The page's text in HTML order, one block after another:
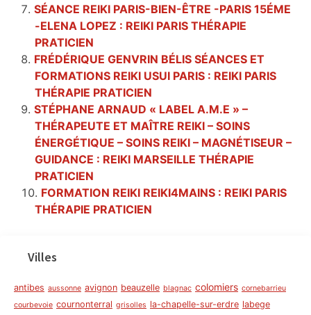
SÉANCE REIKI PARIS-BIEN-ÊTRE -PARIS 15ÉME
-ELENA LOPEZ : REIKI PARIS THÉRAPIE
PRATICIEN
FRÉDÉRIQUE GENVRIN BÉLIS SÉANCES ET
FORMATIONS REIKI USUI PARIS : REIKI PARIS
THÉRAPIE PRATICIEN
STÉPHANE ARNAUD « LABEL A.M.E » –
THÉRAPEUTE ET MAÎTRE REIKI – SOINS
ÉNERGÉTIQUE – SOINS REIKI – MAGNÉTISEUR –
GUIDANCE : REIKI MARSEILLE THÉRAPIE
PRATICIEN
FORMATION REIKI REIKI4MAINS : REIKI PARIS
THÉRAPIE PRATICIEN
Villes
antibes aussonne avignon beauzelle blagnac colomiers cornebarrieu
courbevoie cournonterral grisolles la-chapelle-sur-erdre labege